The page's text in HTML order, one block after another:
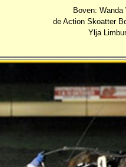
Boven:
de Action Skoatter
Ylja